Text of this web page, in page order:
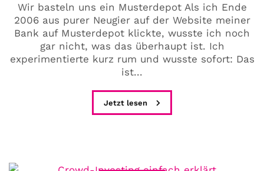
Wir basteln uns ein Musterdepot Als ich Ende
2006 aus purer Neugier auf der Website meiner
Bank auf Musterdepot klickte, wusste ich noch
gar nicht, was das überhaupt ist. Ich
experimentierte kurz rum und wusste sofort: Das
ist...
Jetzt lesen